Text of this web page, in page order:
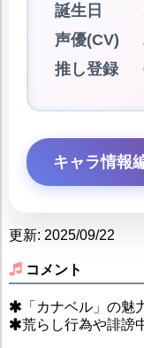
誕生日
声優(CV)
推し登録
キャラ情報
更新: 2025/09/22
コメント
「カナベル」の魅
荒らし行為や誹謗